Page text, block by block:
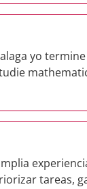
yo
tareas,